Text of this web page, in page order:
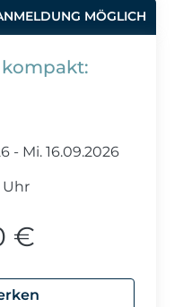
MÖGLICH
- Mi. 16.09.2026
Uhr
€